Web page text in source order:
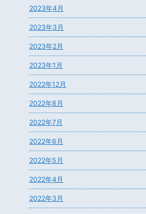
2023年4月
2023年3月
2023年2月
2023年1月
2022年12月
2022年8月
2022年7月
2022年6月
2022年5月
2022年4月
2022年3月